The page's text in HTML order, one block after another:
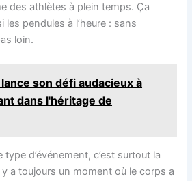
des athlètes à plein temps. Ça
les pendules à l’heure : sans
loin.
son défi audacieux à
dans l'héritage de
d’événement, c’est surtout la
a toujours un moment où le corps a